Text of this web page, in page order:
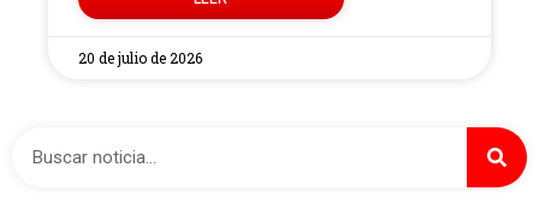
20 de julio de 2026